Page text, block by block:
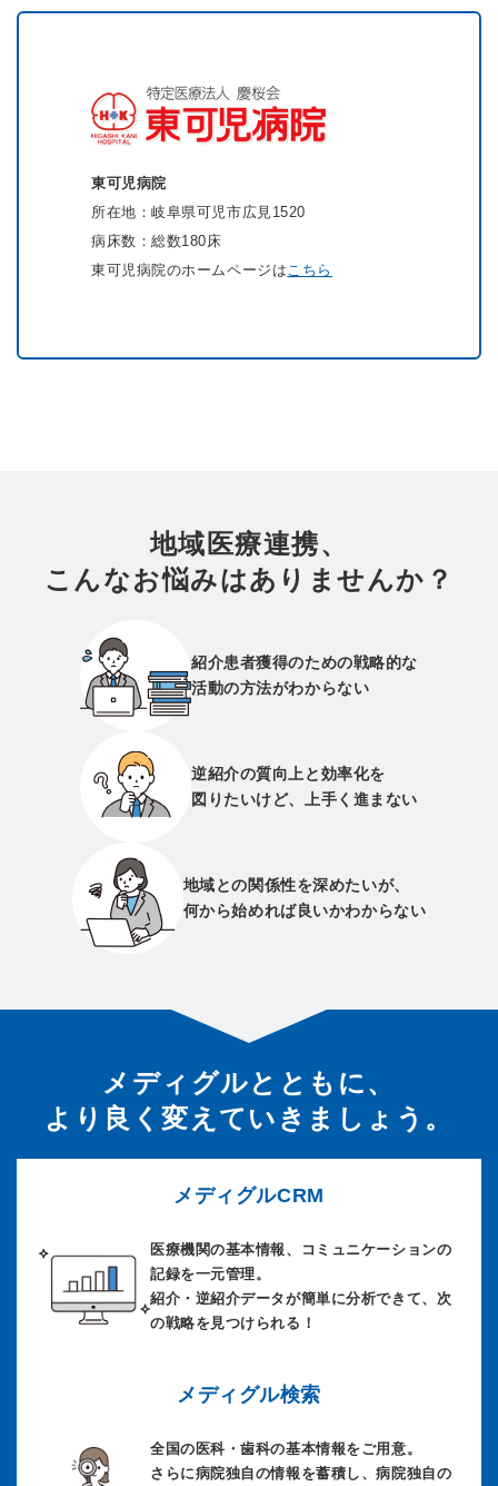
東可児病院
所在地：岐阜県可児市広見1520
病床数：総数180床
東可児病院のホームページはこちら
地域医療連携、
こんなお悩みはありませんか？
紹介患者獲得のための戦略的な
活動の方法がわからない
逆紹介の質向上と効率化を
図りたいけど、上手く進まない
地域との関係性を深めたいが、
何から始めれば良いかわからない
メディグルとともに、
より良く変えていきましょう。
メディグルCRM
医療機関の基本情報、コミュニケーションの
記録を一元管理。
紹介・逆紹介データが簡単に分析できて、次
の戦略を見つけられる！
メディグル検索
全国の医科・歯科の基本情報をご用意。
さらに病院独自の情報を蓄積し、病院独自の